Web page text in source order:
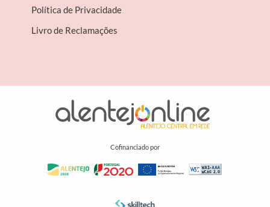
Política de Privacidade
Livro de Reclamações
Cofinanciado por